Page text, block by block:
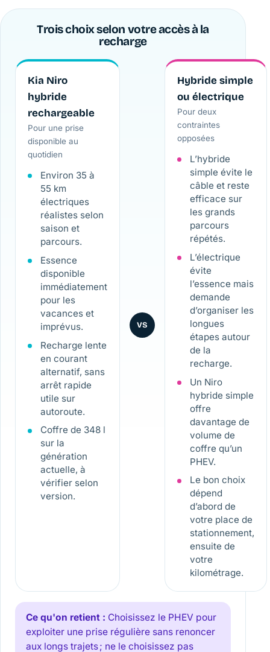
Trois choix selon votre accès à la
recharge
Kia Niro
hybride
rechargeable
Pour une prise
disponible au
quotidien
Environ 35 à
55 km
électriques
réalistes selon
saison et
parcours.
Essence
disponible
immédiatement
pour les
vacances et
imprévus.
Recharge lente
en courant
alternatif, sans
arrêt rapide
utile sur
autoroute.
Coffre de 348 l
sur la
génération
actuelle, à
vérifier selon
version.
VS
Hybride simple
ou électrique
Pour deux
contraintes
opposées
L’hybride
simple évite le
câble et reste
efficace sur
les grands
parcours
répétés.
L’électrique
évite
l’essence mais
demande
d’organiser les
longues
étapes autour
de la
recharge.
Un Niro
hybride simple
offre
davantage de
volume de
coffre qu’un
PHEV.
Le bon choix
dépend
d’abord de
votre place de
stationnement,
ensuite de
votre
kilométrage.
Ce qu'on retient : Choisissez le PHEV pour
exploiter une prise régulière sans renoncer
aux longs trajets ; ne le choisissez pas